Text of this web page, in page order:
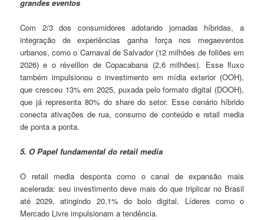
grandes eventos
Com 2/3 dos consumidores adotando jornadas híbridas, a
integração de experiências ganha força nos megaeventos
urbanos, como o Carnaval de Salvador (12 milhões de foliões em
2026) e o réveillon de Copacabana (2,6 milhões). Esse fluxo
também impulsionou o investimento em mídia exterior (OOH),
que cresceu 13% em 2025, puxada pelo formato digital (DOOH),
que já representa 80% do share do setor. Esse cenário híbrido
conecta ativações de rua, consumo de conteúdo e retail media
de ponta a ponta.
5. O Papel fundamental do retail media
O retail media desponta como o canal de expansão mais
acelerada: seu investimento deve mais do que triplicar no Brasil
até 2029, atingindo 20,1% do bolo digital. Líderes como o
Mercado Livre impulsionam a tendência.